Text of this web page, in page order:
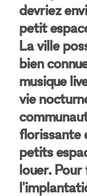
devriez
petit
La ville
bien
musique
vie
florissante
petits
louer.